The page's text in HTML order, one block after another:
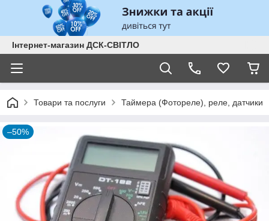
Інтернет-магазин ДСК-СВІТЛО
Товари та послуги Таймера (Фотореле), реле, датчики
–50%